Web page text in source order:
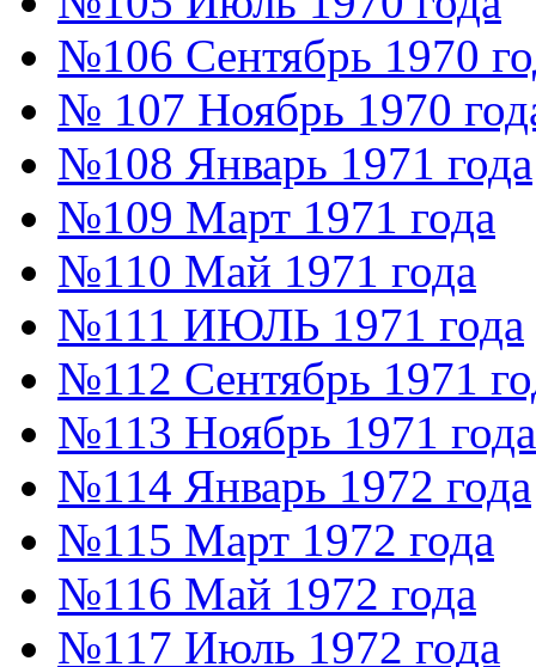
№106 Сентябрь 1970
№ 107 Ноябрь 1970
№108 Январь 1971 года
№109 Март 1971 года
№110 Май 1971 года
№111 ИЮЛЬ 1971 года
№112 Сентябрь 1971
№113 Ноябрь 1971 года
№114 Январь 1972 года
№115 Март 1972 года
№116 Май 1972 года
№117 Июль 1972 года